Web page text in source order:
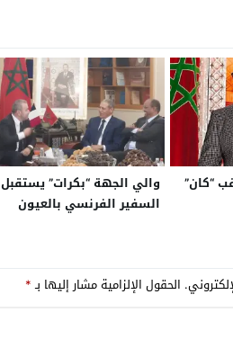
“كان”
والي الجهة “بكرات” يستقبل
السفير الفرنسي بالعيون
الحقول الإلزامية مشار إليها بـ*